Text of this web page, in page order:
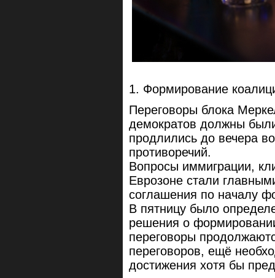
1. Формирование
Переговоры блока
демократов должны
продлились до вечера
противоречий.
Вопросы иммиграции,
Еврозоне стали
соглашения по началу
В пятницу было
решения о
переговоры
переговоров, ещё
достижения хотя бы